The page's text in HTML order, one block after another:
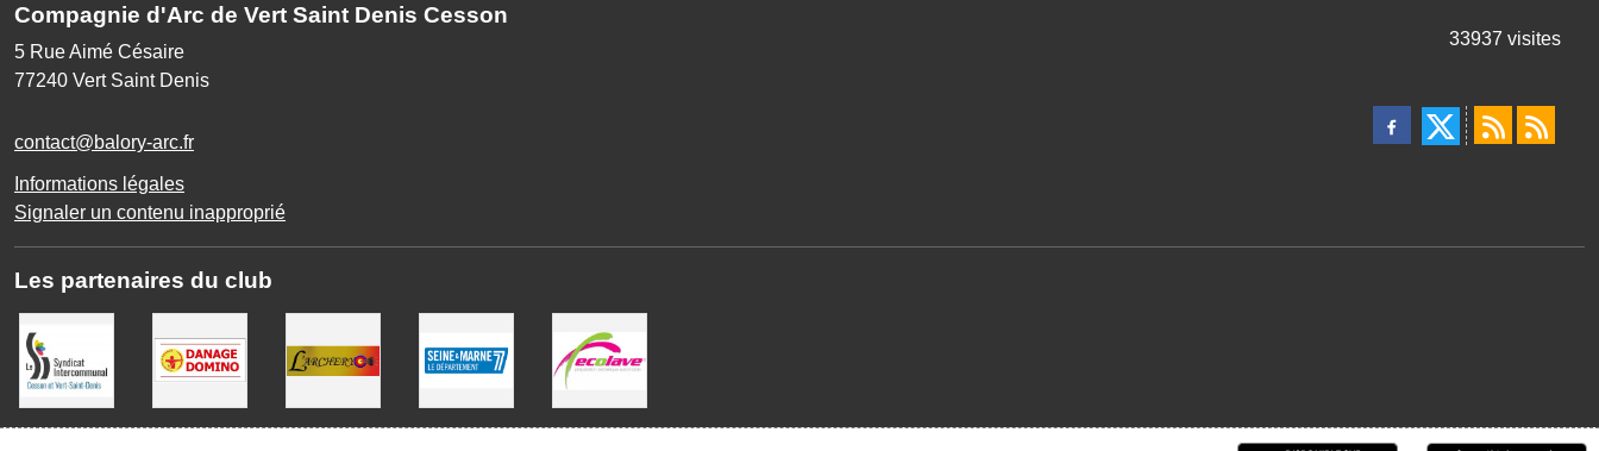
Compagnie d'Arc de Vert Saint Denis Cesson
5 Rue Aimé Césaire
77240 Vert Saint Denis
contact@balory-arc.fr
Informations légales
Signaler un contenu inapproprié
33937 visites
Les partenaires du club